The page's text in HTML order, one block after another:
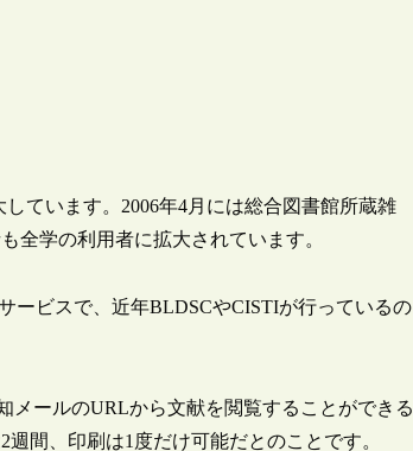
ています。2006年4月には総合図書館所蔵雑
全学の利用者に拡大されています。
ービスで、近年BLDSCやCISTIが行っているの
メールのURLから文献を閲覧することができる
間、印刷は1度だけ可能だとのことです。